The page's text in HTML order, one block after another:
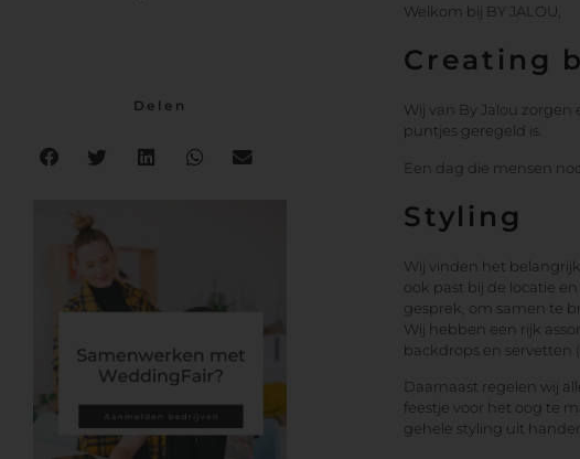
Delen
Welkom bij BY JALOU,
Creating
Wij van By Jalou
puntjes geregeld is.
Een dag die mensen
Styling
Wij vinden het
ook past bij de locatie
gesprek, om samen te
Wij hebben een rijk
backdrops en servetten
Daarnaast regelen wij
feestje voor het oog te
gehele styling uit